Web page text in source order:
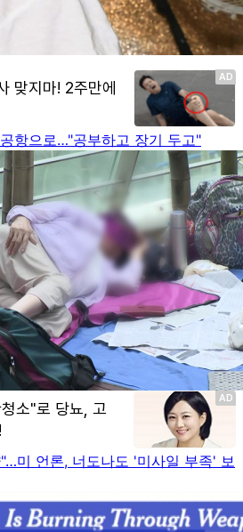
항으로…"공부하고 장기 두고"
미 언론, 너도나도 '미사일 부족' 보